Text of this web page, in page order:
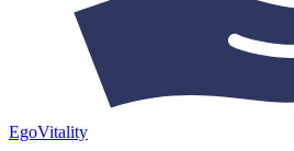
EgoVitality